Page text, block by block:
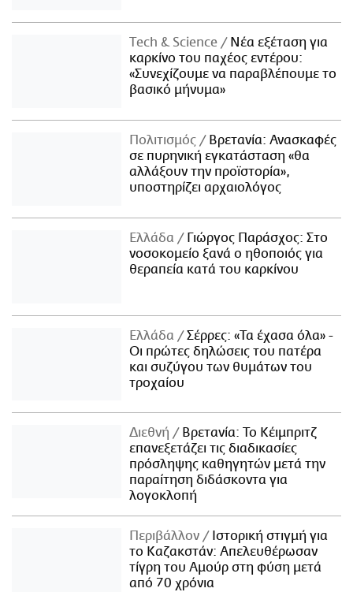
Τech & Science
Νέα εξέταση για
καρκίνο του παχέος εντέρου:
«Συνεχίζουμε να παραβλέπουμε το
βασικό μήνυμα»
Πολιτισμός
Βρετανία: Ανασκαφές
σε πυρηνική εγκατάσταση «θα
αλλάξουν την προϊστορία»,
υποστηρίζει αρχαιολόγος
Ελλάδα
Γιώργος Παράσχος: Στο
νοσοκομείο ξανά ο ηθοποιός για
θεραπεία κατά του καρκίνου
Ελλάδα
Σέρρες: «Τα έχασα όλα» -
Οι πρώτες δηλώσεις του πατέρα
και συζύγου των θυμάτων του
τροχαίου
Διεθνή
Βρετανία: Το Κέιμπριτζ
επανεξετάζει τις διαδικασίες
πρόσληψης καθηγητών μετά την
παραίτηση διδάσκοντα για
λογοκλοπή
Περιβάλλον
Ιστορική στιγμή για
το Καζακστάν: Απελευθέρωσαν
τίγρη του Αμούρ στη φύση μετά
από 70 χρόνια